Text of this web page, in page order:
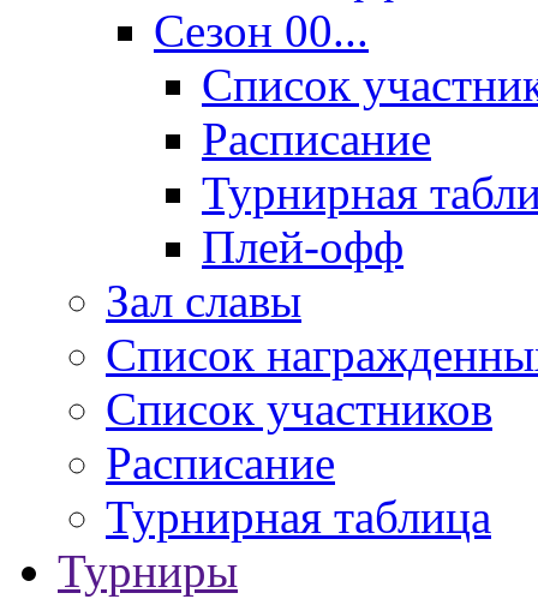
Сезон 00...
Список
Расписание
Турнирная
Плей-офф
Зал славы
Список
Список участников
Расписание
Турнирная таблица
Турниры